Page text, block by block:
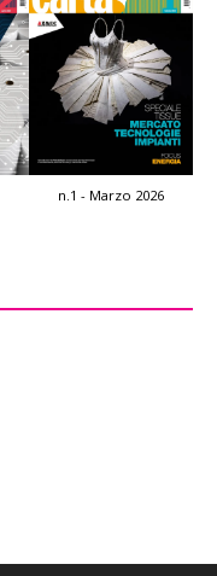
n.1 - Marzo 2026